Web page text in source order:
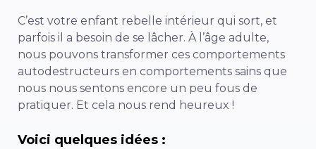
C’est votre enfant rebelle intérieur qui sort, et
parfois il a besoin de se lâcher. À l’âge adulte,
nous pouvons transformer ces comportements
autodestructeurs en comportements sains que
nous nous sentons encore un peu fous de
pratiquer. Et cela nous rend heureux !
Voici quelques idées :